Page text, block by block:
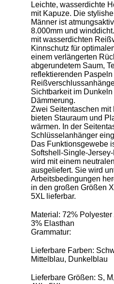
Leichte, wasserdichte
mit Kapuze. Die
Männer ist
8.000mm und
mit wasserdichten
Kinnschutz für
einem verlängerten
abgerundetem Saum,
reflektierenden Paspeln
Sichtbarkeit im
Dämmerung.
Zwei Seitentaschen
bieten Stauraum und
wärmen. In der
Schlüsselanhänger
Das Funktionsgewebe
Softshell-Single-
wird mit einem
ausgeliefert. Sie wird
Arbeitsbedingungen
in den großen Größen
5XL lieferbar.
Material: 72%
3% Elasthan
Grammatur:
Lieferbare Farben:
Mittelblau, Dunkelblau
Lieferbare Größen: S,